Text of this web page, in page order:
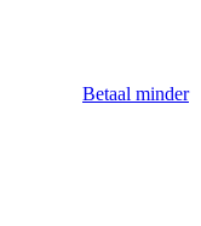
Betaal minder